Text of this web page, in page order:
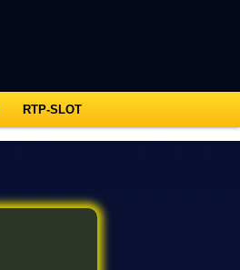
RTP-SLOT